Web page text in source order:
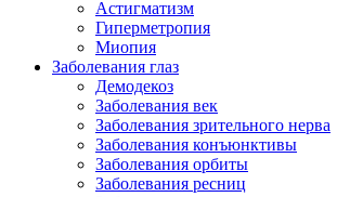
Астигматизм
Гиперметропия
Миопия
Заболевания глаз
Демодекоз
Заболевания век
Заболевания зрительного нерва
Заболевания конъюнктивы
Заболевания орбиты
Заболевания ресниц